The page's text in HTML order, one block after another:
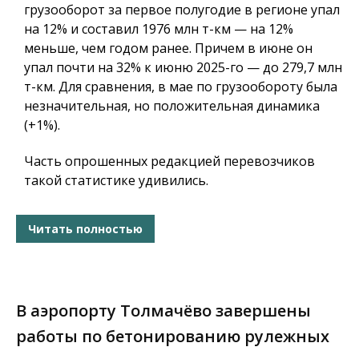
грузооборот за первое полугодие в регионе упал
на 12% и составил 1976 млн т-км — на 12%
меньше, чем годом ранее. Причем в июне он
упал почти на 32% к июню 2025-го — до 279,7 млн
т-км. Для сравнения, в мае по грузообороту была
незначительная, но положительная динамика
(+1%).
Часть опрошенных редакцией перевозчиков
такой статистике удивились.
Читать полностью
В аэропорту Толмачёво завершены
работы по бетонированию рулежных